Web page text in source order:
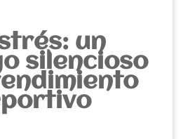
un
silencioso